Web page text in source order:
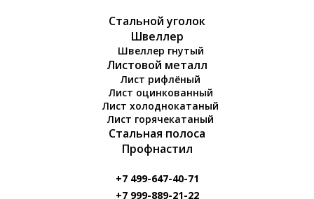
Стальной уголок
Швеллер
Швеллер гнутый
Листовой металл
Лист рифлёный
Лист оцинкованный
Лист холоднокатаный
Лист горячекатаный
Стальная полоса
Профнастил
+7 499-647-40-71
+7 999-889-21-22